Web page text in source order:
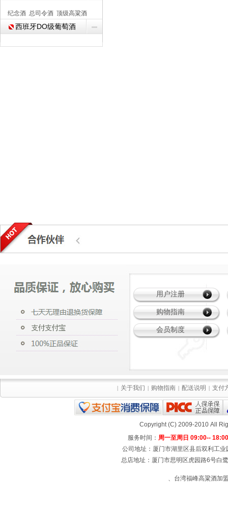
纪念酒 总司令酒 顶级高粱酒
西班牙DO级葡萄酒
Copyright (C) 2009-2010 All
服务时间： 周一至周日 09:00-- 18:00
公司地址：厦门市湖里区县后双利工
总店地址：厦门市思明区虎园路6号白
、台湾福峰高粱酒加
| 关于我们 | 购物指南 | 配送说明 | 支付
用户注册
购物指南
会员制度